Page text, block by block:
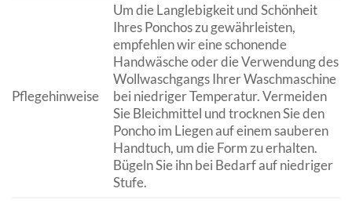
Pflegehinweise
Um die Langlebigkeit und Schönheit
Ihres Ponchos zu gewährleisten,
empfehlen wir eine schonende
Handwäsche oder die Verwendung des
Wollwaschgangs Ihrer Waschmaschine
bei niedriger Temperatur. Vermeiden
Sie Bleichmittel und trocknen Sie den
Poncho im Liegen auf einem sauberen
Handtuch, um die Form zu erhalten.
Bügeln Sie ihn bei Bedarf auf niedriger
Stufe.